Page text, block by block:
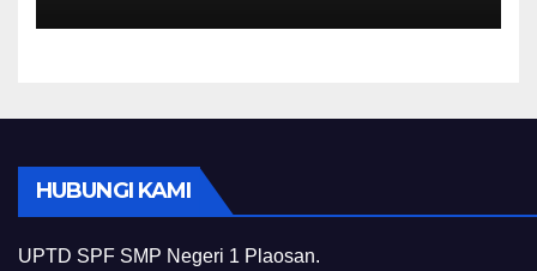
HUBUNGI KAMI
UPTD SPF SMP Negeri 1 Plaosan.